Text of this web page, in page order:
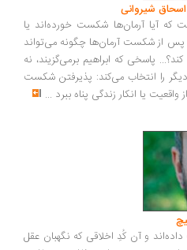
آرمان‌ها شکست خورده‌اند یا
آرمان‌ها چگونه می‌تواند
که ابراهیم برمی‌گزیند، نه
انتخاب می‌کند: پذیرفتن شکست
انکار زندگی پناه ببرد...
و آن کُدِ اخلاقی که نگهبان عقل